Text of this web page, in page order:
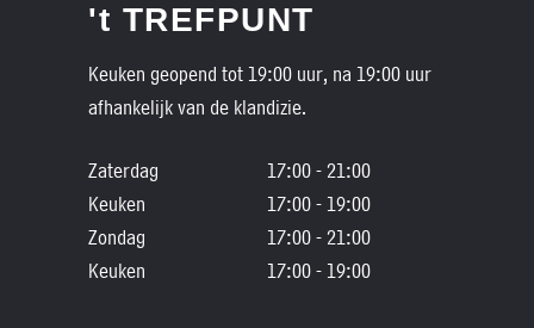
't TREFPUNT
Keuken geopend tot 19:00 uur, na 19:00 uur
afhankelijk van de klandizie.
Zaterdag
17:00 - 21:00
Keuken
17:00 - 19:00
Zondag
17:00 - 21:00
Keuken
17:00 - 19:00